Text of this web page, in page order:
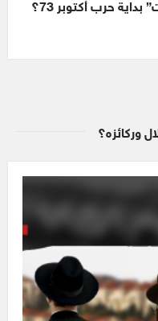
بداية حرب أكتوبر 73؟
وركائزه؟